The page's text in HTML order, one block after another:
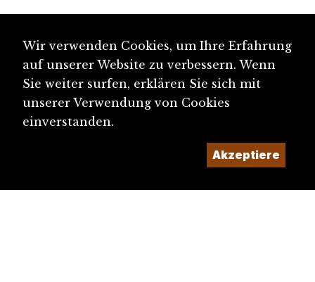
Wir verwenden Cookies, um Ihre Erfahrung
auf unserer Website zu verbessern. Wenn
Sie weiter surfen, erklären Sie sich mit
unserer Verwendung von Cookies
einverstanden.
Akzeptiere